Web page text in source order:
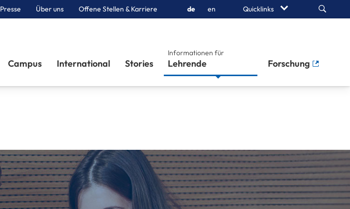
Presse Über uns Offene Stellen & Karriere de en Quicklinks Search
Campus International Stories
Informationen für
Lehrende Forschung